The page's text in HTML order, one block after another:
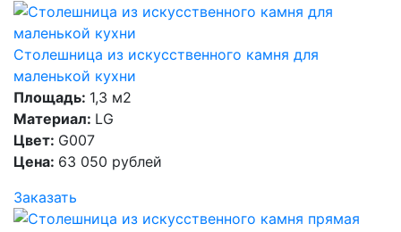
Столешница из искусственного камня для
маленькой кухни
Площадь: 1,3 м2
Материал: LG
Цвет: G007
Цена: 63 050 рублей
Заказать